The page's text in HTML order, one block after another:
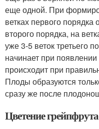
еще одной. При
ветках первого порядка
второго порядка, на
уже 3-5 веток третьего
начинает при появлении
происходит при
Плоды образуются
сразу же после
Цветение